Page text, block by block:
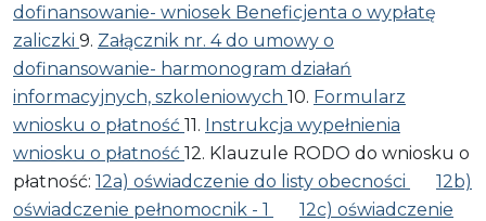
dofinansowanie- wniosek Beneficjenta o wypłatę
zaliczki 9. Załącznik nr. 4 do umowy o
dofinansowanie- harmonogram działań
informacyjnych, szkoleniowych 10. Formularz
wniosku o płatność 11. Instrukcja wypełnienia
wniosku o płatność 12. Klauzule RODO do wniosku o
płatność: 12a) oświadczenie do listy obecności
12b)
oświadczenie pełnomocnik - 1
12c) oświadczenie